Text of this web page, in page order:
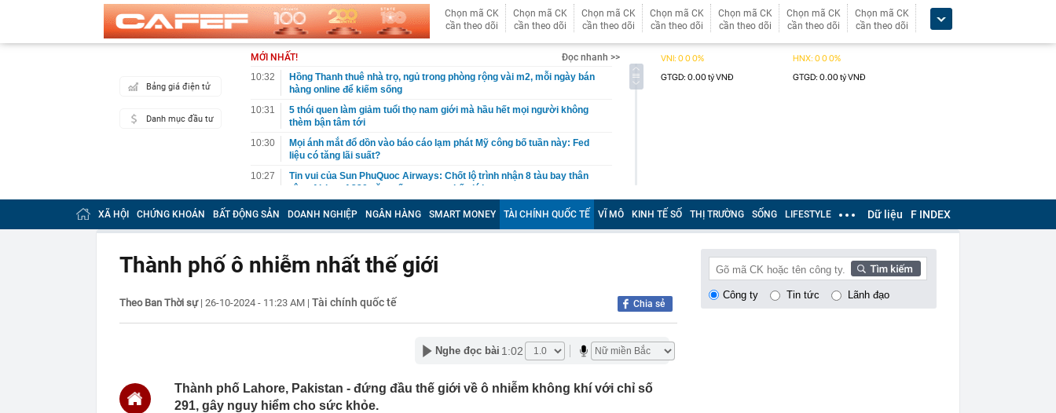
Chọn mã CK
cần theo dõi
Chọn mã CK
cần theo dõi
Chọn mã CK
cần theo dõi
Chọn mã CK
cần theo dõi
Chọn mã CK
cần theo dõi
Chọn mã CK
cần theo dõi
Chọn mã CK
cần theo dõi
Bảng giá điện tử
Danh mục đầu tư
MỚI NHẤT!
Đọc nhanh >>
10:32
Hồng Thanh thuê nhà trọ, ngủ trong phòng rộng vài m2, mỗi ngày bán
hàng online để kiếm sống
10:31
5 thói quen làm giảm tuổi thọ nam giới mà hầu hết mọi người không
thèm bận tâm tới
10:30
Mọi ánh mắt đổ dồn vào báo cáo lạm phát Mỹ công bố tuần này: Fed
liệu có tăng lãi suất?
10:27
Tin vui của Sun PhuQuoc Airways: Chốt lộ trình nhận 8 tàu bay thân
rộng Airbus A330, tăng tốc vươn ra thế giới
10:26
Klook tặng quà đặc biệt cho người lập kế hoạch du lịch
10:25
Thách thức an ninh mạng trong kỷ nguyên AI
10:21
Chứng khoán châu Á, giá dầu vọt tăng giữa bất ổn tại eo biển Hormuz
tảng tăng trưởng: Câu chuyện lớn hơn về Vingroup
Sacombank,... sau: Người từng chuyển tiền vào khẩn trương trình báo
10:13
Loạt doanh nghiệp tên tuổi bị hủy tư cách đại chúng
XÃ HỘI CHỨNG KHOÁN BẤT ĐỘNG SẢN DOANH NGHIỆP NGÂN HÀNG SMART MONEY TÀI CHÍNH QUỐC TẾ VĨ MÔ KINH TẾ SỐ THỊ TRƯỜNG SỐNG LIFESTYLE Dữ liệu F INDEX
Thành phố ô nhiễm nhất thế giới
Theo Ban Thời sự| 26-10-2024 - 11:23 AM | Tài chính quốc tế Chia sẻ
Nghe đọc bài 1:02
Thành phố Lahore, Pakistan - đứng đầu thế giới về ô nhiễm không khí với chỉ số
291, gây nguy hiểm cho sức khỏe.
Công ty Tin tức Lãnh đạo